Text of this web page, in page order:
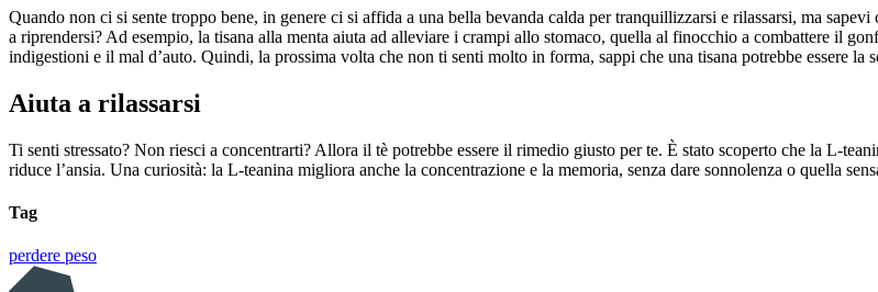
Quando non ci si sente troppo bene, in genere ci si affida a una bella bevanda calda per tranquillizzarsi e rilassarsi, ma
a riprendersi? Ad esempio, la tisana alla menta aiuta ad alleviare i crampi allo stomaco, quella al finocchio a combattere il
indigestioni e il mal d’auto. Quindi, la prossima volta che non ti senti molto in forma, sappi che una tisana potrebbe essere la
Aiuta a rilassarsi
Ti senti stressato? Non riesci a concentrarti? Allora il tè potrebbe essere il rimedio giusto per te. È stato scoperto che la L-
riduce l’ansia. Una curiosità: la L-teanina migliora anche la concentrazione e la memoria, senza dare sonnolenza o quella
Tag
perdere peso